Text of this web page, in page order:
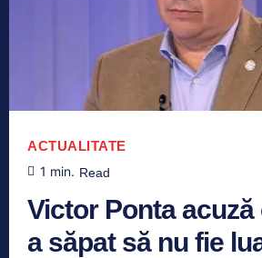
ACTUALITATE
1 min. Read
Victor Ponta acuză
a săpat să nu fie